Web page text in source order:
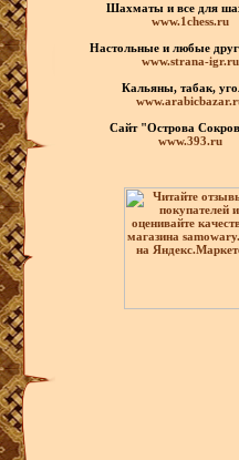
Шахматы и все для
www.1chess.ru
Настольные и любые
www.strana-igr.ru
Кальяны, табак,
Сайт "Острова
www.393.ru